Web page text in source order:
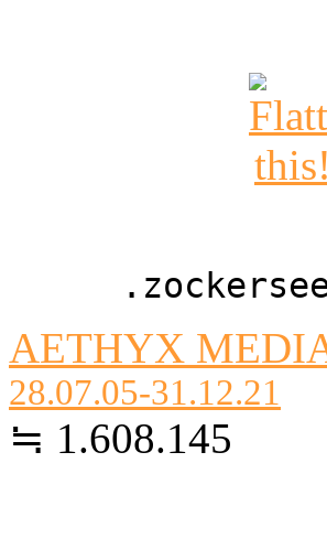
AETHYX
28.07.05-31.12.21
≒ 1.608.145